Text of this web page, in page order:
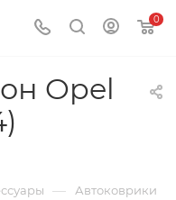
0
Opel
— Автоковрики